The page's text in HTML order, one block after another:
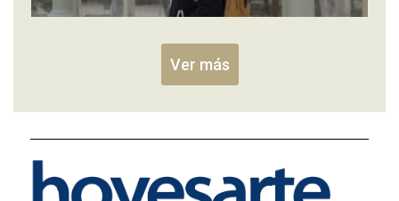
Ver más